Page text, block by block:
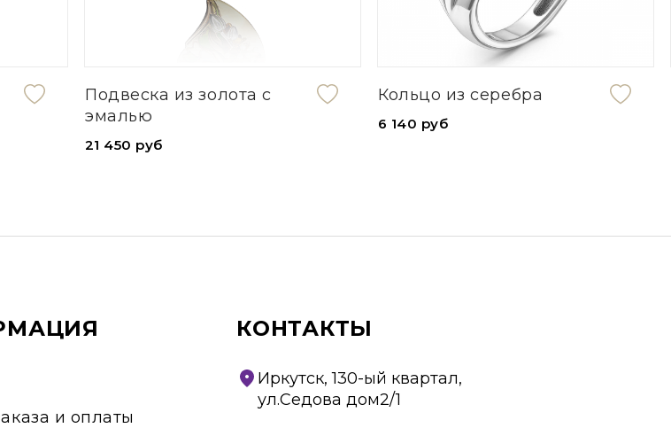
Подвеска из золота с
эмалью
21 450 руб
Кольцо из серебра
6 140 руб
и оплаты
КОНТАКТЫ
Иркутск, 130-ый квартал,
ул.Седова дом2/1